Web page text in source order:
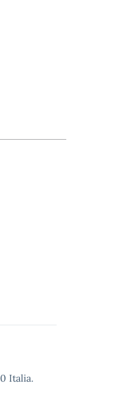
Italia.